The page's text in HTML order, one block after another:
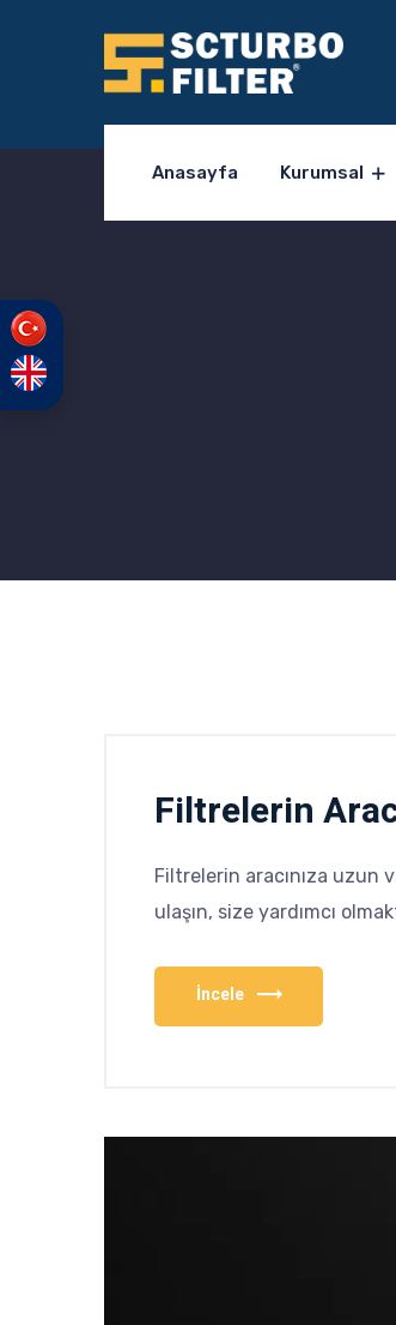
Anasayfa Kurumsal
Filtrelerin
Filtrelerin aracınıza uzun
ulaşın, size yardımcı
İncele